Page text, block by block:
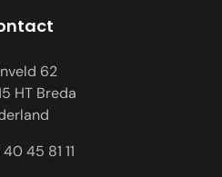
62
HT Breda
45 81 11